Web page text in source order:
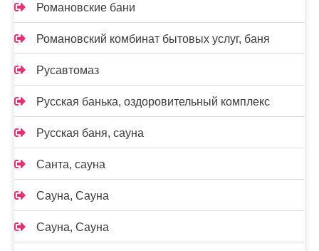
Романовские бани
Романовский комбинат бытовых услуг, баня
Русавтомаз
Русская банька, оздоровительный комплекс
Русская баня, сауна
Санта, сауна
Сауна, Сауна
Сауна, Сауна